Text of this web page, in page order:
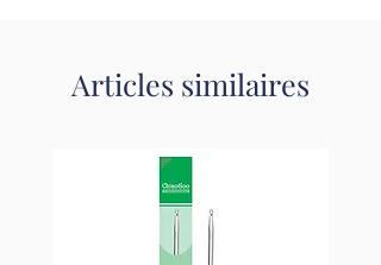
Articles similaires